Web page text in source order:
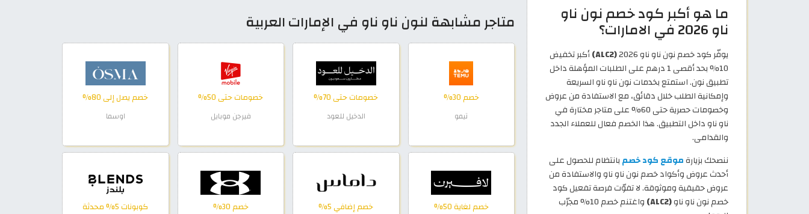
متاجر مشابهة لنون ناو ناو في الإمارات العربية
خصم 30%
تيمو
خصومات حتى 70%
الدخيل للعود
خصومات حتى 50%
فيرجن موبايل
خصم يصل إلى 80%
اوسما
خصم لغاية 50% خصم إضافي 5% خصم 30% كوبونات 5% محدثة
ما هو أكبر كود خصم نون ناو
ناو 2026 في الامارات؟
يوفّر كود خصم نون ناو ناو 2026 (ALC2)
أكبر تخفيض
10% بحد أقصى 1 درهم على الطلبات المؤهلة داخل
تطبيق نون. استمتع بخدمات نون ناو ناو السريعة
وإمكانية الطلب خلال دقائق، مع الاستفادة من عروض
وخصومات حصرية حتى 60% على متاجر مختارة في
ناو ناو داخل التطبيق. هذا الخصم فعال للعملاء الجدد
والقدامى.
ننصحك بزيارة موقع كود خصم بانتظام للحصول على
أحدث عروض وأكواد خصم نون ناو ناو والاستفادة من
عروض حقيقية وموثوقة. لا تفوّت فرصة تفعيل كود
خصم نون ناو ناو(ALC2)
واغتنم خصم 10% مجرّب